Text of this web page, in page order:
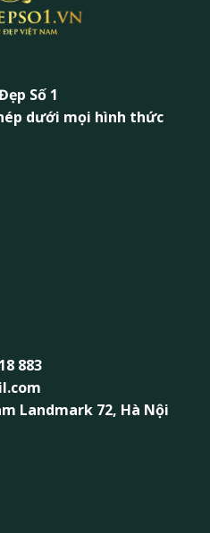
Số 1
dưới mọi hình thức
883
Landmark 72, Hà Nội